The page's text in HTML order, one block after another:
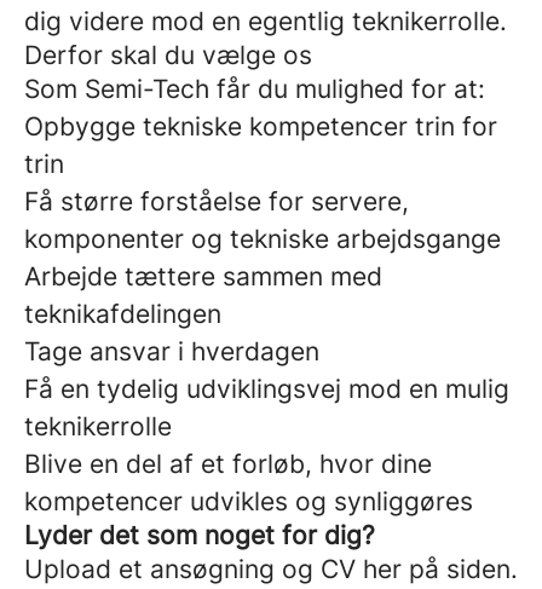
dig videre mod en egentlig teknikerrolle.
Derfor skal du vælge os
Som Semi-Tech får du mulighed for at:
Opbygge tekniske kompetencer trin for
trin
Få større forståelse for servere,
komponenter og tekniske arbejdsgange
Arbejde tættere sammen med
teknikafdelingen
Tage ansvar i hverdagen
Få en tydelig udviklingsvej mod en mulig
teknikerrolle
Blive en del af et forløb, hvor dine
kompetencer udvikles og synliggøres
Lyder det som noget for dig?
Upload et ansøgning og CV her på siden.